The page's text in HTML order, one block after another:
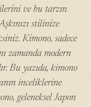
ve bu tarzın
stilinize
Kimono, sadece
zamanda modern
Bu yazıda, kimono
inceliklerine
geleneksel Japon